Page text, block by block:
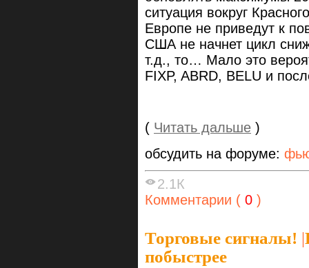
ситуация вокруг
Европе не приведут к
США не начнет цикл
т.д., то… Мало это
FIXP, ABRD, BELU и
( Читать дальше )
обсудить на форуме:
2.1К
Комментарии ( 0 )
Торговые сигналы! |
побыстрее